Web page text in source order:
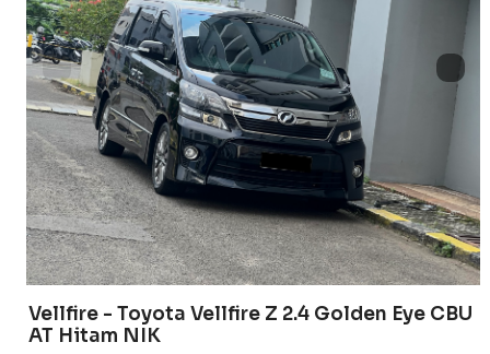
Vellfire - Toyota Vellfire Z 2.4 Golden Eye CBU
AT Hitam NIK